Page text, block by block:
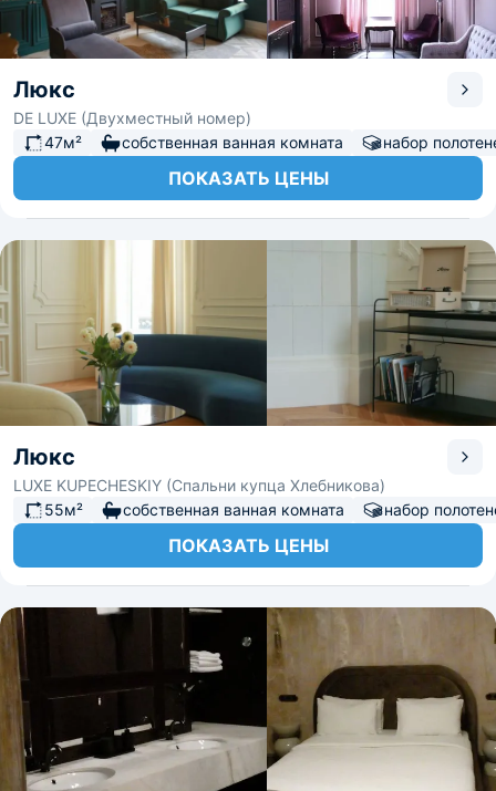
Люкс
DE LUXE (Двухместный номер)
47м²
собственная ванная комната набор
ПОКАЗАТЬ ЦЕНЫ
Люкс
LUXE KUPECHESKIY (Спальни купца Хлебникова)
55м²
собственная ванная комната набор
ПОКАЗАТЬ ЦЕНЫ